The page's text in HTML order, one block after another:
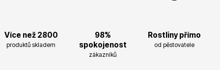
Více než 2800
produktů skladem
98%
spokojenost
zákazníků
Rostliny přímo
od pěstovatele